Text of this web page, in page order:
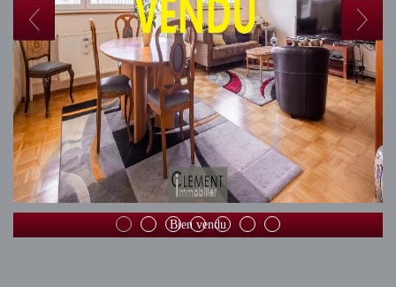
Bien vendu